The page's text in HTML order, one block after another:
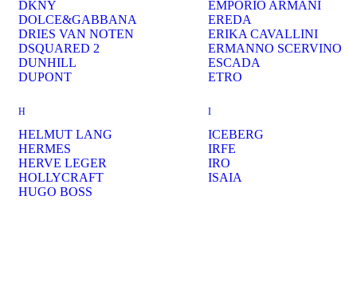
DKNY
DOLCE&GABBANA
DRIES VAN NOTEN
DSQUARED 2
DUNHILL
DUPONT
EMPORIO ARMANI
EREDA
ERIKA CAVALLINI
ERMANNO SCERVINO
ESCADA
ETRO
H
HELMUT LANG
HERMES
HERVE LEGER
HOLLYCRAFT
HUGO BOSS
I
ICEBERG
IRFE
IRO
ISAIA